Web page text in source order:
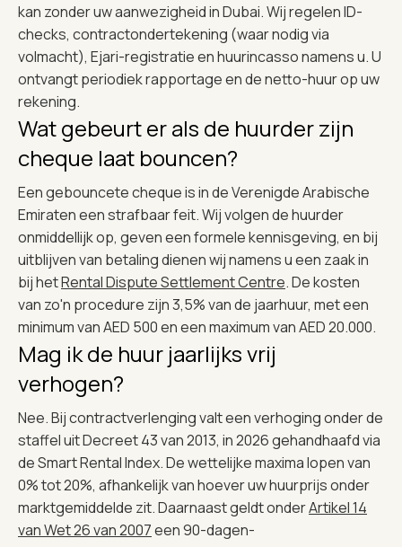
kan zonder uw aanwezigheid in Dubai. Wij regelen ID-
checks, contractondertekening (waar nodig via
volmacht), Ejari-registratie en huurincasso namens u. U
ontvangt periodiek rapportage en de netto-huur op uw
rekening.
Wat gebeurt er als de huurder zijn
cheque laat bouncen?
Een gebouncete cheque is in de Verenigde Arabische
Emiraten een strafbaar feit. Wij volgen de huurder
onmiddellijk op, geven een formele kennisgeving, en bij
uitblijven van betaling dienen wij namens u een zaak in
bij hetRental Dispute Settlement Centre. De kosten
van zo'n procedure zijn 3,5% van de jaarhuur, met een
minimum van AED 500 en een maximum van AED 20.000.
Mag ik de huur jaarlijks vrij
verhogen?
Nee. Bij contractverlenging valt een verhoging onder de
staffel uit Decreet 43 van 2013, in 2026 gehandhaafd via
de Smart Rental Index. De wettelijke maxima lopen van
0% tot 20%, afhankelijk van hoever uw huurprijs onder
marktgemiddelde zit. Daarnaast geldt onderArtikel 14
van Wet 26 van 2007een 90-dagen-